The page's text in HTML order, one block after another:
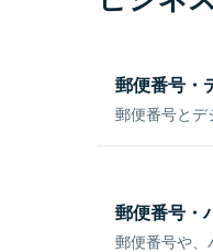
郵便番号・
郵便番号とデ
郵便番号・
郵便番号や、